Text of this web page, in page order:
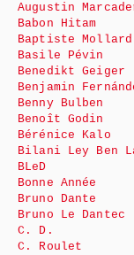
Augustin
Babon Hitam
Baptiste Mollard
Basile Pévin
Benedikt Geiger
Benjamin
Benny Bulben
Benoît Godin
Bérénice Kalo
Bilani Ley Ben
BLeD
Bonne Année
Bruno Dante
Bruno Le Dantec
C. D.
C. Roulet